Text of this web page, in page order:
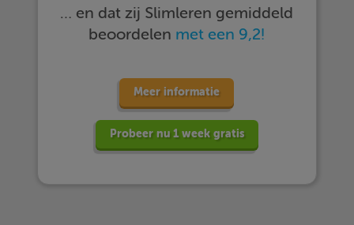
… en dat zij Slimleren gemiddeld
beoordelen met een 9,2!
Meer informatie
Probeer nu 1 week gratis